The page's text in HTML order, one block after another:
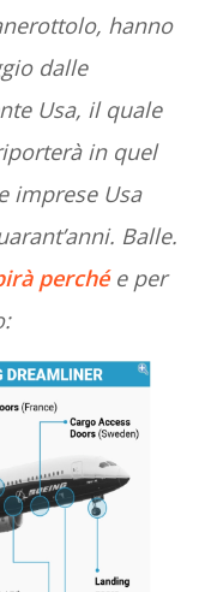
hanno
dalle
Usa, il quale
in quel
imprese Usa
Balle.
perchée per